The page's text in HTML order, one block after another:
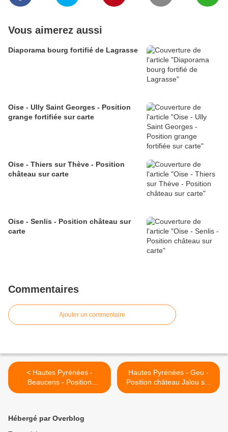
Vous aimerez aussi
Diaporama bourg fortifié de Lagrasse
Oise - Ully Saint Georges - Position
grange fortifiée sur carte
Oise - Thiers sur Thève - Position
château sur carte
Oise - Senlis - Position château sur
carte
Commentaires
Ajouter un commentaire
< Hautes Pyrénées -
Beaucens - Position
château sur carte
Hautes Pyrénées - Geu -
Position château Jalou sur
carte >
Hébergé par Overblog